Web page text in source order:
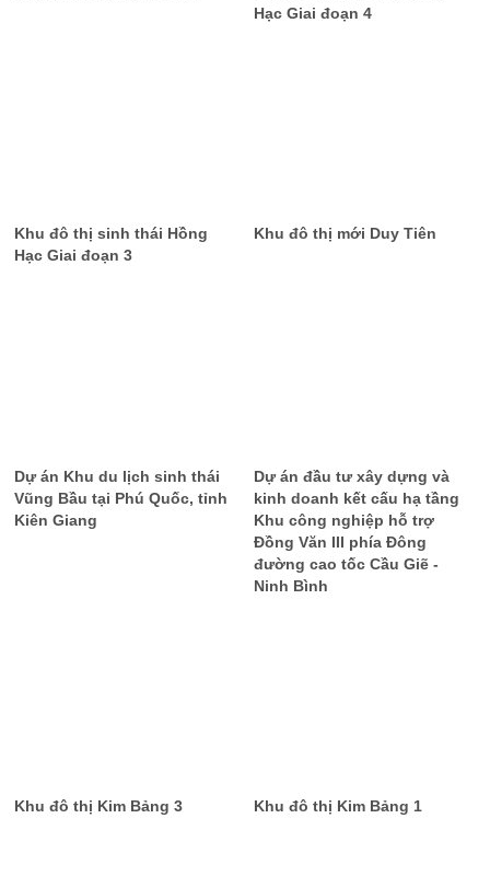
Hạc Giai đoạn 4
Khu đô thị sinh thái Hồng
Hạc Giai đoạn 3
Khu đô thị mới Duy Tiên
Dự án Khu du lịch sinh thái
Vũng Bầu tại Phú Quốc, tỉnh
Kiên Giang
Dự án đầu tư xây dựng và
kinh doanh kết cấu hạ tầng
Khu công nghiệp hỗ trợ
Đồng Văn III phía Đông
đường cao tốc Cầu Giẽ -
Ninh Bình
Khu đô thị Kim Bảng 3 Khu đô thị Kim Bảng 1